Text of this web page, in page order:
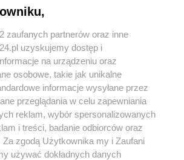
Instagram Youtube
zaufanych partnerów oraz inne
uzyskujemy dostęp i
na urządzeniu oraz
osobowe, takie jak unikalne
informacje wysyłane przez
przeglądania w celu zapewniania
reklam, wybór spersonalizowanych
i treści, badanie odbiorców oraz
Za zgodą Użytkownika my i Zaufani
używać dokładnych danych